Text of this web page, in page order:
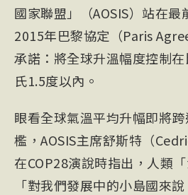
國家聯盟」（AOSIS）站在
2015年巴黎協定（Paris
承諾：將全球升溫幅度控制
氏1.5度以內。
眼看全球氣溫平均升幅即將
檻，AOSIS主席舒斯特（
在COP28演說時指出，人類
「對我們發展中的小島國來